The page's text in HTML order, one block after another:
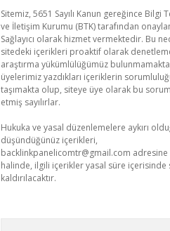
Sitemiz, 5651 Sayılı Kanun gereğince Bilgi
ve İletişim Kurumu (BTK) tarafından
Sağlayıcı olarak hizmet vermektedir. Bu
sitedeki içerikleri proaktif olarak
araştırma yükümlülüğümüz
üyelerimiz yazdıkları içeriklerin
taşımakta olup, siteye üye olarak bu
etmiş sayılırlar.
Hukuka ve yasal düzenlemelere aykırı
düşündüğünüz içerikleri,
backlinkpanelicomtr@gmail.com
halinde, ilgili içerikler yasal süre içerisinde
kaldırılacaktır.